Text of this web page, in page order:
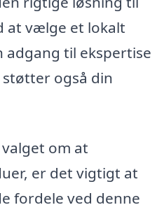
at vælge et lokalt
til ekspertise
også din
om at
er det vigtigt at
fordele ved denne